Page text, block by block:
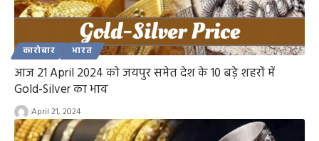
कारोबार भारत
आज 21 April 2024 को जयपुर समेत देश के 10 बड़े शहरों में
Gold-Silver का भाव
April 21, 2024